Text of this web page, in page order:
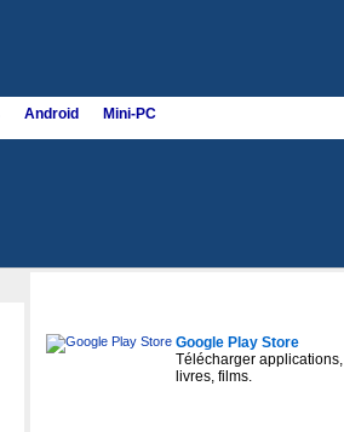
Android Mini-PC
Google Play Store
Télécharger applications,
livres, films.